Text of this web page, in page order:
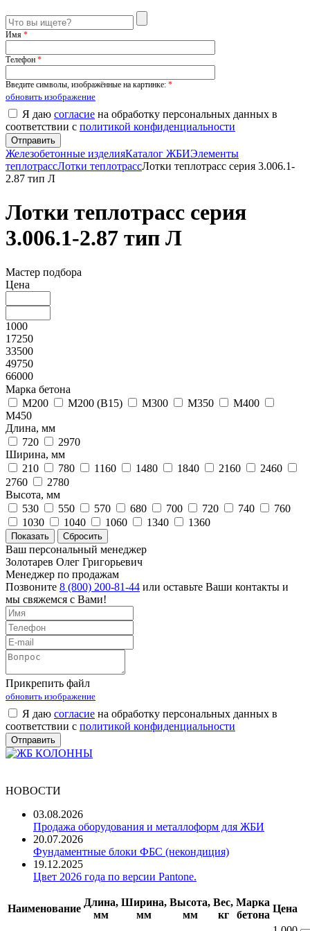
Имя *
Телефон *
Введите символы, изображённые на картинке: *
обновить изображение
Я даю согласие на обработку персональных данных в
соответствии с политикой конфиденциальности
Железобетонные изделияКаталог ЖБИЭлементы
теплотрассЛотки теплотрассЛотки теплотрасс серия 3.006.1-
2.87 тип Л
Лотки теплотрасс серия
3.006.1-2.87 тип Л
Мастер подбора
Цена
1000
17250
33500
49750
66000
Марка бетона
М200
М200 (В15) М300 М350
М400
М450
Длина, мм
720
2970
Ширина, мм
210
780 1160 1480 1840 2160
2460
2760
2780
Высота, мм
530
550 570 680 700 720 740
760
1030
1040 1060 1340 1360
Ваш персональный менеджер
Золотарев Олег Григорьевич
Менеджер по продажам
Позвоните 8 (800) 200-81-44 или оставьте Ваши контакты и
мы свяжемся с Вами!
Прикрепить файл
обновить изображение
Я даю согласие на обработку персональных данных в
соответствии с политикой конфиденциальности
НОВОСТИ
03.08.2026
Продажа оборудования и металлоформ для ЖБИ
20.07.2026
Фундаментные блоки ФБС (некондиция)
19.12.2025
Цвет 2026 года по версии Pantone.
Наименование
Длина,
мм
Ширина,
мм
Высота,
мм
Вес,
кг
Марка
бетона
Цена